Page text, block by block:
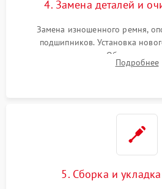
4. Замена деталей и
Замена изношенного ремня,
подшипников. Установка
термодатчиков. Обязательная
конденсатора, крыльчаткиПодробнее
5. Сборка и